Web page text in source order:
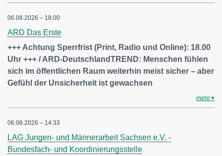
06.08.2026 – 18:00
ARD Das Erste
+++ Achtung Sperrfrist (Print, Radio und Online): 18.00
Uhr +++ / ARD-DeutschlandTREND: Menschen fühlen
sich im öffentlichen Raum weiterhin meist sicher – aber
Gefühl der Unsicherheit ist gewachsen
mehr
06.08.2026 – 14:33
LAG Jungen- und Männerarbeit Sachsen e.V. -
Bundesfach- und Koordinierungsstelle